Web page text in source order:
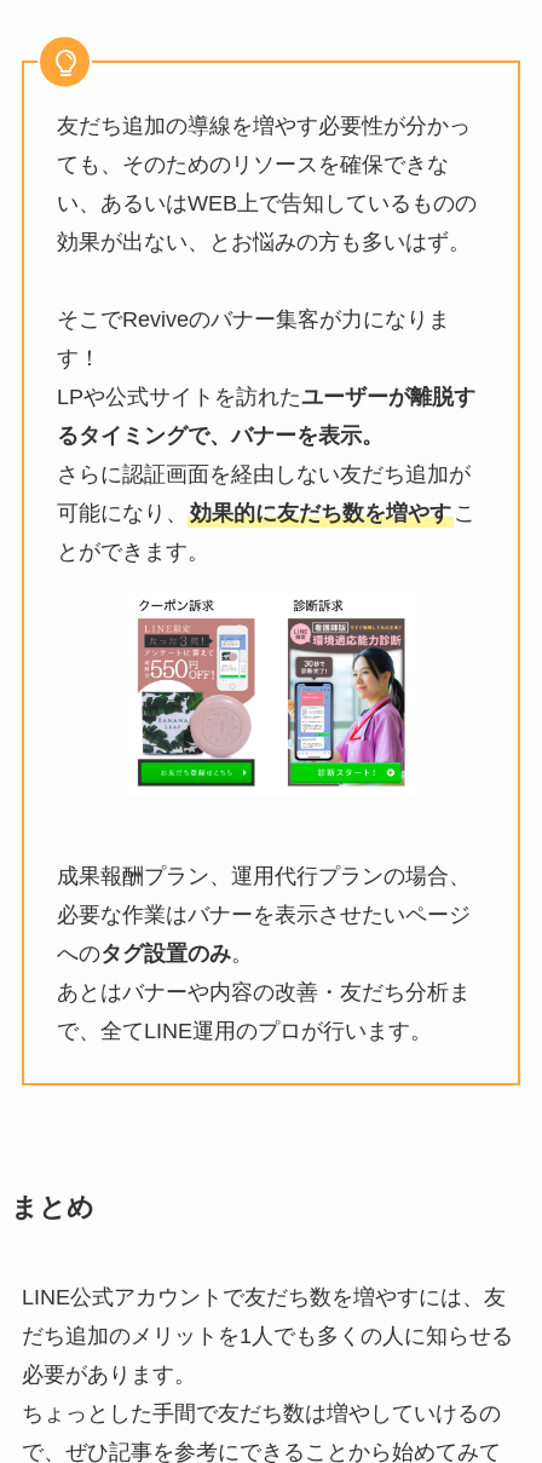
友だち追加の導線を増やす必要性が分かっ
ても、そのためのリソースを確保できな
い、あるいはWEB上で告知しているものの
効果が出ない、とお悩みの方も多いはず。
そこでReviveのバナー集客が力になりま
す！
LPや公式サイトを訪れたユーザーが離脱す
るタイミングで、バナーを表示。
さらに認証画面を経由しない友だち追加が
可能になり、 効果的に友だち数を増やすこ
とができます。
成果報酬プラン、運用代行プランの場合、
必要な作業はバナーを表示させたいページ
へのタグ設置のみ。
あとはバナーや内容の改善・友だち分析ま
で、全てLINE運用のプロが行います。
まとめ
LINE公式アカウントで友だち数を増やすには、友
だち追加のメリットを1人でも多くの人に知らせる
必要があります。
ちょっとした手間で友だち数は増やしていけるの
で、ぜひ記事を参考にできることから始めてみて